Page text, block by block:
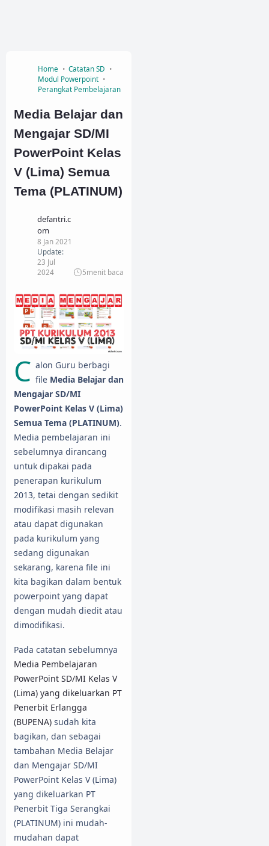
Home
Catatan SD
Modul Powerpoint
Perangkat Pembelajaran
Media Belajar dan
Mengajar SD/MI
PowerPoint Kelas
V (Lima) Semua
Tema (PLATINUM)
defantri.c
om
8 Jan 2021
Update:
23 Jul
2024
5menit baca
C alon Guru berbagi
file Media Belajar dan
Mengajar SD/MI
PowerPoint Kelas V (Lima)
Semua Tema (PLATINUM).
Media pembelajaran ini
sebelumnya dirancang
untuk dipakai pada
penerapan kurikulum
2013, tetai dengan sedikit
modifikasi masih relevan
atau dapat digunakan
pada kurikulum yang
sedang digunakan
sekarang, karena file ini
kita bagikan dalam bentuk
powerpoint yang dapat
dengan mudah diedit atau
dimodifikasi.
Pada catatan sebelumnya
Media Pembelajaran
PowerPoint SD/MI Kelas V
(Lima) yang dikeluarkan PT
Penerbit Erlangga
(BUPENA) sudah kita
bagikan, dan sebagai
tambahan Media Belajar
dan Mengajar SD/MI
PowerPoint Kelas V (Lima)
yang dikeluarkan PT
Penerbit Tiga Serangkai
(PLATINUM) ini mudah-
mudahan dapat